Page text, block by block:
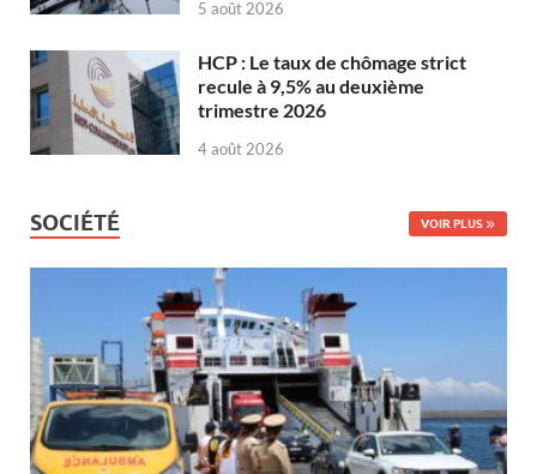
5 août 2026
HCP : Le taux de chômage strict
recule à 9,5% au deuxième
trimestre 2026
4 août 2026
SOCIÉTÉ VOIR PLUS